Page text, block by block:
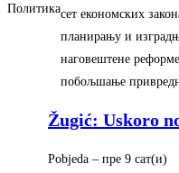
Политикасет економских
планирању и
наговештене
побољшање
Žugić: Uskoro
Pobjeda – ‎пре 9 сат(и)‎